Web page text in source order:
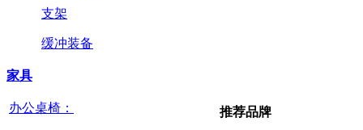
支架
缓冲装备
家具
办公桌椅： 推荐品牌